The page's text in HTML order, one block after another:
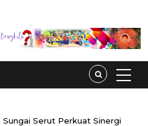
Serut Perkuat Sinergi